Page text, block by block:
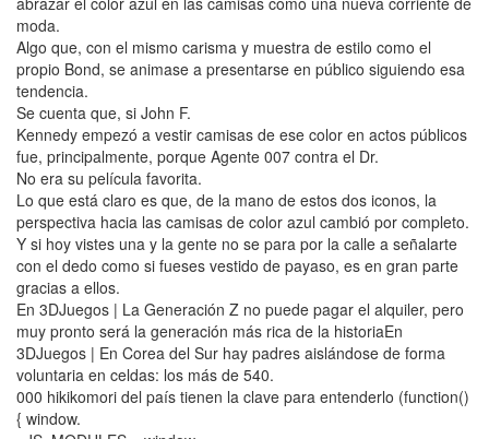
moda.
Algo que, con el mismo carisma y muestra de estilo como el
propio Bond, se animase a presentarse en público siguiendo esa
tendencia.
Se cuenta que, si John F.
Kennedy empezó a vestir camisas de ese color en actos públicos
fue, principalmente, porque Agente 007 contra el Dr.
No era su película favorita.
Lo que está claro es que, de la mano de estos dos iconos, la
perspectiva hacia las camisas de color azul cambió por completo.
Y si hoy vistes una y la gente no se para por la calle a señalarte
con el dedo como si fueses vestido de payaso, es en gran parte
gracias a ellos.
En 3DJuegos | La Generación Z no puede pagar el alquiler, pero
muy pronto será la generación más rica de la historiaEn
3DJuegos | En Corea del Sur hay padres aislándose de forma
voluntaria en celdas: los más de 540.
000 hikikomori del país tienen la clave para entenderlo (function()
{ window.